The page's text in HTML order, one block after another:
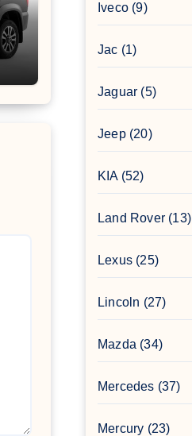
Iveco (9)
Jac (1)
Jaguar (5)
Jeep(20)
KIA(52)
Land Rover (13)
Lexus (25)
Lincoln (27)
Mazda (34)
Mercedes (37)
Mercury (23)